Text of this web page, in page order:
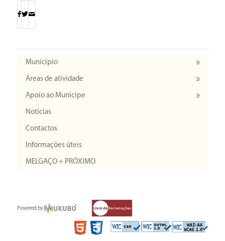
Município
Áreas de atividade
Apoio ao Munícipe
Notícias
Contactos
Informações úteis
MELGAÇO + PRÓXIMO
Powered by